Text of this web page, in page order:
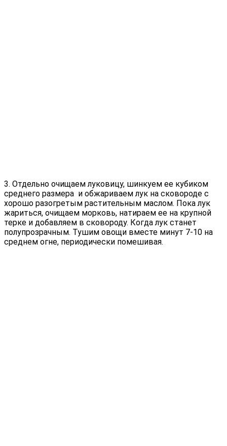
3. Отдельно очищаем луковицу, шинкуем ее кубиком
среднего размера и обжариваем лук на сковороде с
хорошо разогретым растительным маслом. Пока лук
жариться, очищаем морковь, натираем ее на крупной
терке и добавляем в сковороду. Когда лук станет
полупрозрачным. Тушим овощи вместе минут 7-10 на
среднем огне, периодически помешивая.